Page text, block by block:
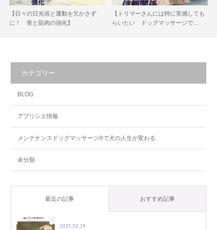
【日々の日光浴と運動を欠かさず
に！ 骨と筋肉の強化】
【トリマーさんには特に実感しても
らいたい ドッグマッサージで…
カテゴリー
BLOG
アプリシエ情報
メンテナンスドッグマッサージ®で犬の人生が変わる
未分類
最近の記事 おすすめ記事
2025.02.28